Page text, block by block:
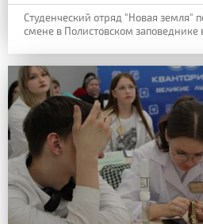
Студенческий отряд "Новая земля"
смене в Полистовском заповеднике